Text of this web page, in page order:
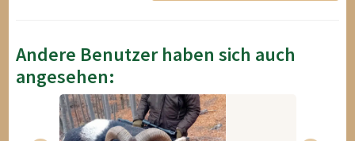
Andere Benutzer haben sich auch
angesehen: